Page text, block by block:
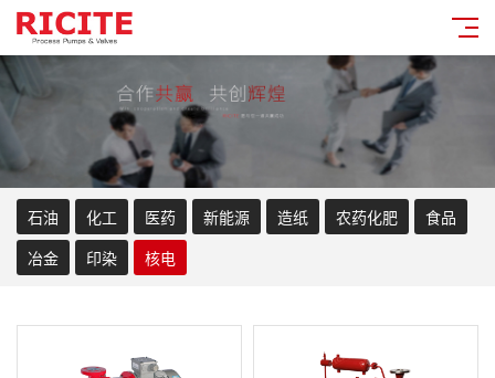
石油 化工 医药 新能源 造纸 农药化肥
食品
冶金
印染 核电